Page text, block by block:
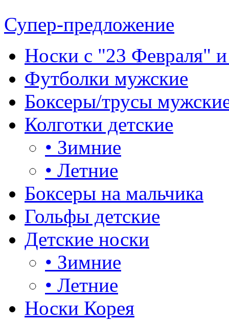
Супер-предложение
Носки с "23 Февраля"
Футболки мужские
Боксеры/трусы
Колготки детские
• Зимние
• Летние
Боксеры на мальчика
Гольфы детские
Детские носки
• Зимние
• Летние
Носки Корея